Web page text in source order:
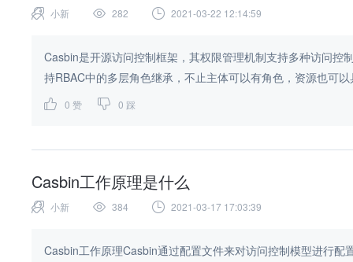
小新 282 2021-03-22 12:14:59
Casbin是开源访问控制框架，其权限管理机制支持多种访问
持RBAC中的多层角色继承，不止主体可以有角色，资源也可
0 赞 0 踩
Casbin工作原理是什么
小新 384 2021-03-17 17:03:39
Casbin工作原理Casbin通过配置文件来对访问控制模型进行